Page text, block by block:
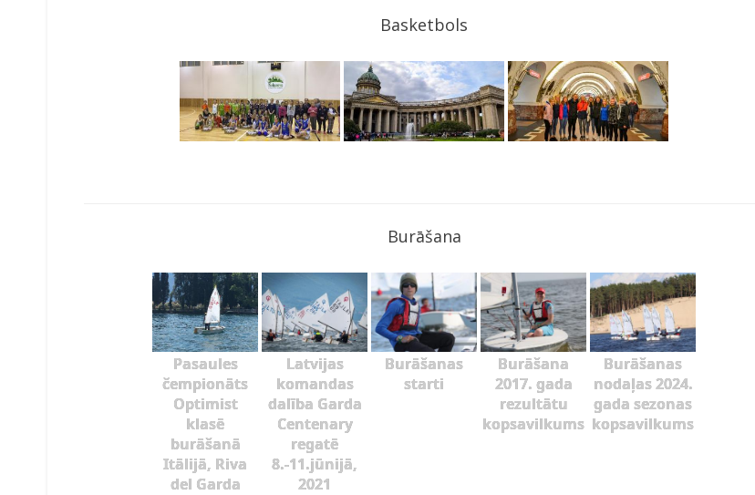
Basketbols
Burāšana
Pasaules
čempionāts
Optimist
klasē
burāšanā
Itālijā, Riva
del Garda
Latvijas
komandas
dalība Garda
Centenary
regatē
8.-11.jūnijā,
2021
Burāšanas
starti
Burāšana
2017. gada
rezultātu
kopsavilkums
Burāšanas
nodaļas 2024.
gada sezonas
kopsavilkums